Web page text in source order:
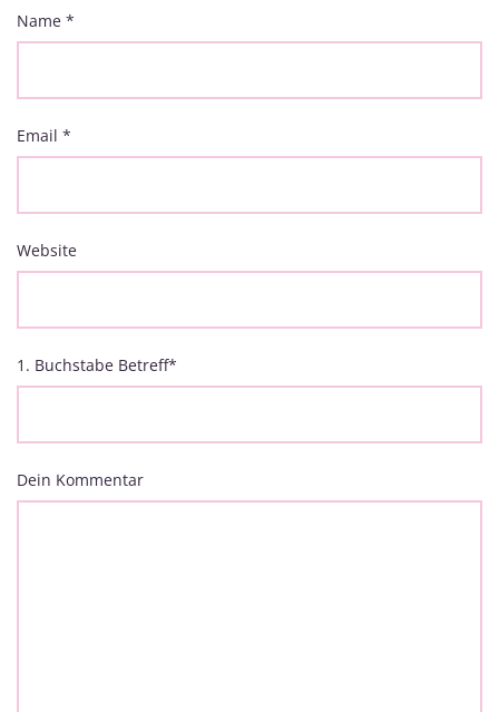
Name *
Email *
Website
1. Buchstabe Betreff*
Dein Kommentar